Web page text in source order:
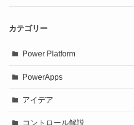
カテゴリー
Power Platform
PowerApps
アイデア
コントロール解説